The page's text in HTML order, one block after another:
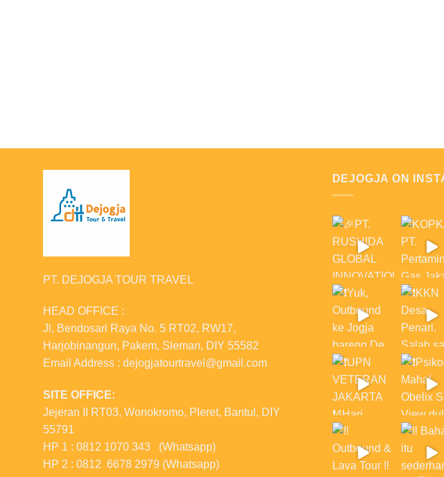
PT. DEJOGJA TOUR TRAVEL
HEAD OFFICE :
Jl, Bendosari Raya No. 5 RT02, RW17,
Harjobinangun, Pakem, Sleman, DIY 55582
Email Address : dejogjatourtravel@gmail.com
SITE OFFICE:
Jejeran II RT03, Wonokromo, Pleret, Bantul, DIY
55791
HP 1 : 0812 1070 343 (Whatsapp)
HP 2 : 0812 6678 2979 (Whatsapp)
DEJOGJA ON